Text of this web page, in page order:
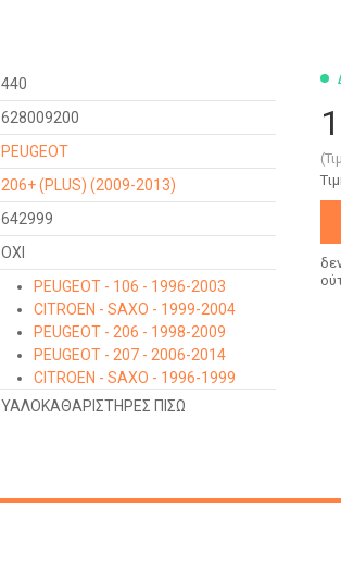
440
628009200
PEUGEOT
206+ (PLUS) (2009-2013)
642999
ΟΧΙ
PEUGEOT - 106 - 1996-2003
CITROEN - SAXO - 1999-2004
PEUGEOT - 206 - 1998-2009
PEUGEOT - 207 - 2006-2014
CITROEN - SAXO - 1996-1999
CITROEN - XANTIA - 1993-2001
ΥΑΛΟΚΑΘΑΡΙΣΤΗΡΕΣ ΠΙΣΩ